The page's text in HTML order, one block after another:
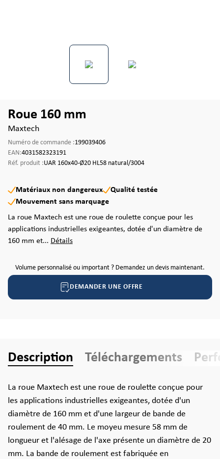
Roue 160 mm
Maxtech
Numéro de commande :199039406
EAN:4031582323191
Réf. produit :UAR 160x40-Ø20 HL58 natural/3004
Matériaux non dangereux
Qualité testée
Mouvement sans marquage
La roue Maxtech est une roue de roulette conçue pour les
applications industrielles exigeantes, dotée d'un diamètre de
160 mm et... Détails
Volume personnalisé ou important ? Demandez un devis maintenant.
DEMANDER UNE OFFRE
Description Téléchargements
La roue Maxtech est une roue de roulette conçue pour
les applications industrielles exigeantes, dotée d'un
diamètre de 160 mm et d'une largeur de bande de
roulement de 40 mm. Le moyeu mesure 58 mm de
longueur et l'alésage de l'axe présente un diamètre de 20
mm. La bande de roulement est fabriquée en